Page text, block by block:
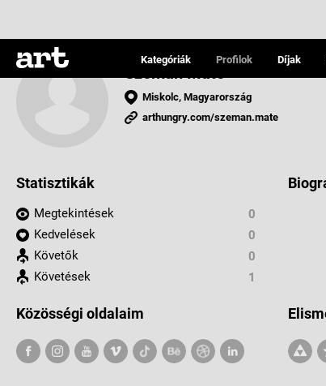
Kategóriák Profilok Díjak
Szemán Máté
Miskolc, Magyarország
arthungry.com/szeman.mate
Statisztikák
Megtekintések
0
Kedvelések
0
Követők
0
Követések
1
Közösségi oldalaim